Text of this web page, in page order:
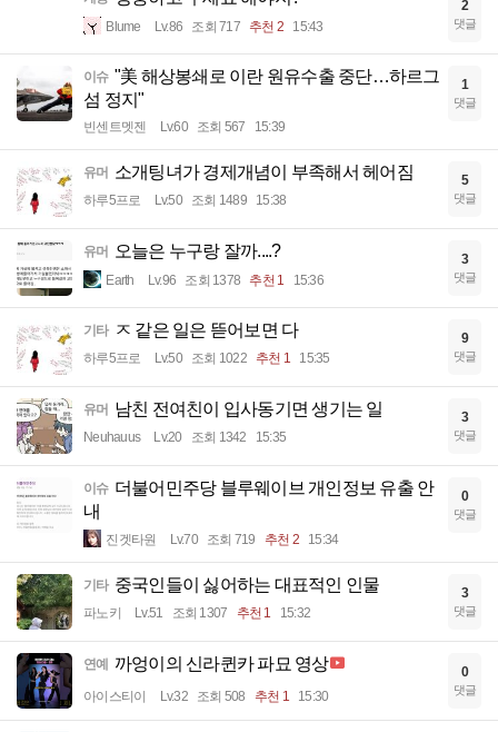
Blume Lv.86 조회 717 추천 2 15:43
2
댓글
이슈 "美 해상봉쇄로 이란 원유수출 중단…하르그
섬 정지"
빈센트멧젠 Lv.60 조회 567 15:39
1
댓글
유머 소개팅녀가 경제개념이 부족해서 헤어짐
하루5프로 Lv.50 조회 1489 15:38
5
댓글
유머 오늘은 누구랑 잘까....?
Earth Lv.96 조회 1378 추천 1 15:36
3
댓글
기타 ㅈ 같은 일은 뜯어보면 다
하루5프로 Lv.50 조회 1022 추천 1 15:35
9
댓글
유머 남친 전여친이 입사동기면 생기는 일
Neuhauus Lv.20 조회 1342 15:35
3
댓글
이슈 더불어민주당 블루웨이브 개인정보 유출 안
내
진겟타원 Lv.70 조회 719 추천 2 15:34
0
댓글
기타 중국인들이 싫어하는 대표적인 인물
파노키 Lv.51 조회 1307 추천 1 15:32
3
댓글
연예 까엉이의 신라퀸카 파묘 영상
아이스티이 Lv.32 조회 508 추천 1 15:30
0
댓글